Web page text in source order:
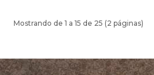
Mostrando de 1 a 15 de 25 (2 páginas)